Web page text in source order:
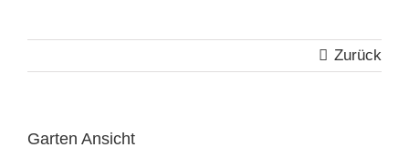
Zurück
Garten Ansicht